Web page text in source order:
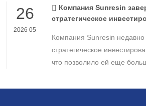
Americas.
26
2026 05
Компания Sunresin
стратегическое
бизнеса в области
хроматографии.
Компания Sunresin
стратегическое
что позволило ей еще
хроматографии и укрепить